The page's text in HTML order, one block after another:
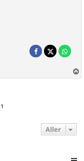
a
1
Aller